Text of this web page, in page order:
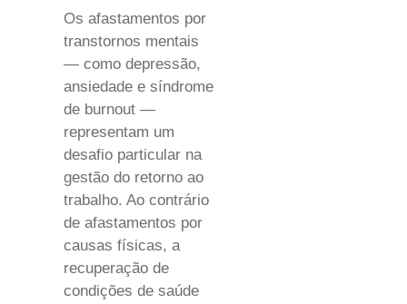
Os afastamentos por
transtornos mentais
— como depressão,
ansiedade e síndrome
de burnout —
representam um
desafio particular na
gestão do retorno ao
trabalho. Ao contrário
de afastamentos por
causas físicas, a
recuperação de
condições de saúde